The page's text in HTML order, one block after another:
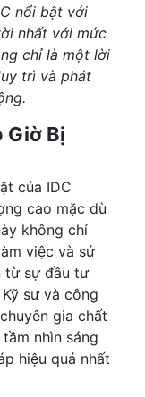
nổi bật với
nhất với mức
chỉ là một lời
trì và phát
Giờ Bị
của IDC
cao mặc dù
không chỉ
việc và sử
từ sự đầu tư
sư và công
gia chất
nhìn sáng
hiệu quả nhất